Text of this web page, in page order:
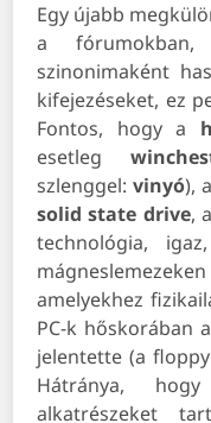
Egy újabb
a fórumokban,
szinonimaként
kifejezéseket, ez
Fontos, hogy a
esetleg
szlenggel: vinyó),
solid state drive,
technológia,
amelyekhez
PC-k hőskorában
jelentette (a
Hátránya,
alkatrészeket